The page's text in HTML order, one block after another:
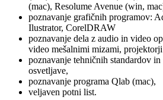
(mac), Resolume Avenue (win,
poznavanje grafičnih programov:
Ilustrator, CorelDRAW
poznavanje dela z audio in video
video mešalnimi mizami,
poznavanje tehničnih standardov
osvetljave,
poznavanje programa Qlab (mac),
veljaven potni list.